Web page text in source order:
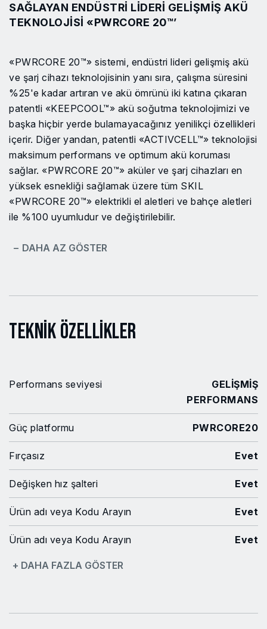
SAĞLAYAN ENDÜSTRI LIDERI GELIŞMIŞ AKÜ
TEKNOLOJISI «PWRCORE 20™’
«PWRCORE 20™» sistemi, endüstri lideri gelişmiş akü
ve şarj cihazı teknolojisinin yanı sıra, çalışma süresini
%25'e kadar artıran ve akü ömrünü iki katına çıkaran
patentli «KEEPCOOL™» akü soğutma teknolojimizi ve
başka hiçbir yerde bulamayacağınız yenilikçi özellikleri
içerir. Diğer yandan, patentli «ACTIVCELL™» teknolojisi
maksimum performans ve optimum akü koruması
sağlar. «PWRCORE 20™» aküler ve şarj cihazları en
yüksek esnekliği sağlamak üzere tüm SKIL
«PWRCORE 20™» elektrikli el aletleri ve bahçe aletleri
ile %100 uyumludur ve değiştirilebilir.
− DAHA AZ GÖSTER
Teknik Özellikler
Performans seviyesi
GELİŞMİŞ
PERFORMANS
Güç platformu PWRCORE20
Fırçasız Evet
Değişken hız şalteri Evet
Ürün adı veya Kodu Arayın Evet
Ürün adı veya Kodu Arayın Evet
İki mekanik hız
+ DAHA FAZLA GÖSTER